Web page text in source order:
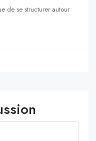
de se structurer autour